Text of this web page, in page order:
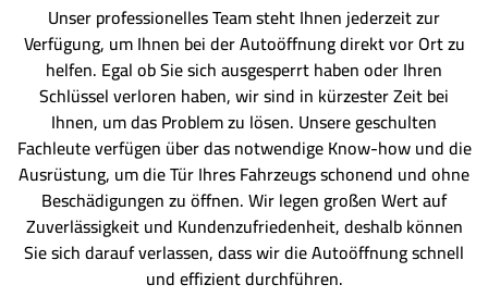
Unser professionelles Team steht Ihnen jederzeit zur
Verfügung, um Ihnen bei der Autoöffnung direkt vor Ort zu
helfen. Egal ob Sie sich ausgesperrt haben oder Ihren
Schlüssel verloren haben, wir sind in kürzester Zeit bei
Ihnen, um das Problem zu lösen. Unsere geschulten
Fachleute verfügen über das notwendige Know-how und die
Ausrüstung, um die Tür Ihres Fahrzeugs schonend und ohne
Beschädigungen zu öffnen. Wir legen großen Wert auf
Zuverlässigkeit und Kundenzufriedenheit, deshalb können
Sie sich darauf verlassen, dass wir die Autoöffnung schnell
und effizient durchführen.